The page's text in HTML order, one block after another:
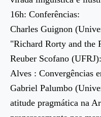
16h: Conferências:
Charles Guignon
"Richard Rorty and the
Reuber Scofano
Alves : Convergências
Gabriel Palumbo
atitude pragmática na